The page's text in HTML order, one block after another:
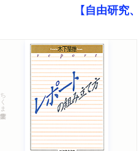
【自由研
ちくま学芸文庫